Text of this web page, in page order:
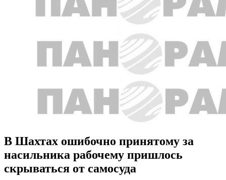
В Шахтах ошибочно принятому за
насильника рабочему пришлось
скрываться от самосуда